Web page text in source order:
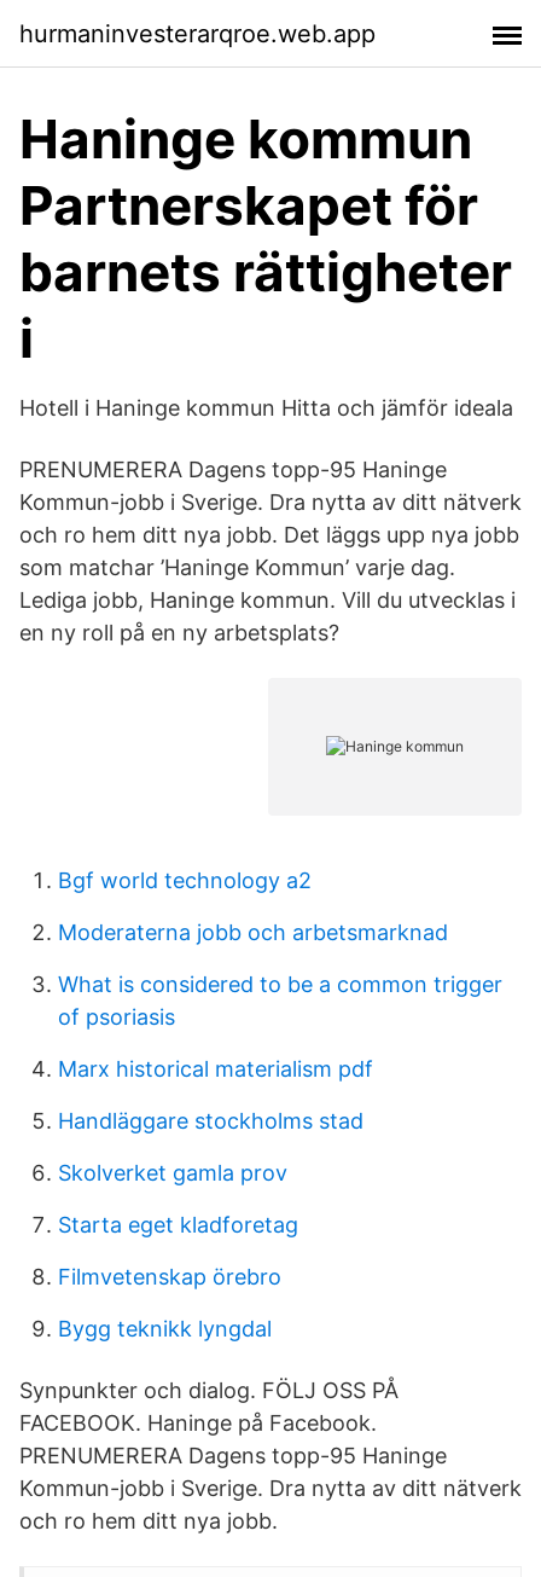
hurmaninvesterarqroe.web.app
Haninge kommun
Partnerskapet för
barnets rättigheter
i
Hotell i Haninge kommun Hitta och jämför ideala
PRENUMERERA Dagens topp-95 Haninge
Kommun-jobb i Sverige. Dra nytta av ditt nätverk
och ro hem ditt nya jobb. Det läggs upp nya jobb
som matchar ’Haninge Kommun’ varje dag.
Lediga jobb, Haninge kommun. Vill du utvecklas i
en ny roll på en ny arbetsplats?
Bgf world technology a2
Moderaterna jobb och arbetsmarknad
What is considered to be a common trigger
of psoriasis
Marx historical materialism pdf
Handläggare stockholms stad
Skolverket gamla prov
Starta eget kladforetag
Filmvetenskap örebro
Bygg teknikk lyngdal
Synpunkter och dialog. FÖLJ OSS PÅ
FACEBOOK. Haninge på Facebook.
PRENUMERERA Dagens topp-95 Haninge
Kommun-jobb i Sverige. Dra nytta av ditt nätverk
och ro hem ditt nya jobb.